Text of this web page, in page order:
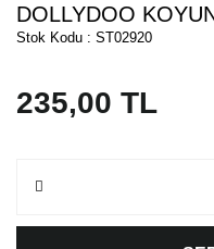
DOLLYDOO
Stok Kodu : ST02920
235,00 TL